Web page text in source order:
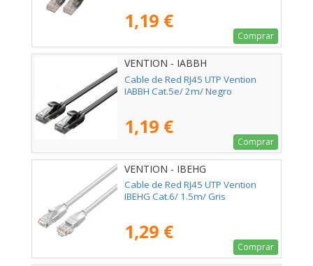
1,19 €
Comprar
VENTION - IABBH
Cable de Red RJ45 UTP Vention
IABBH Cat.5e/ 2m/ Negro
1,19 €
Comprar
VENTION - IBEHG
Cable de Red RJ45 UTP Vention
IBEHG Cat.6/ 1.5m/ Gris
1,29 €
Comprar